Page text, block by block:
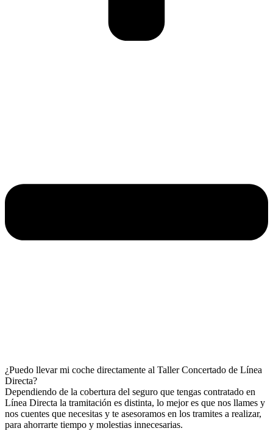
¿Puedo llevar mi coche directamente al Taller Concertado de Línea
Directa?
Dependiendo de la cobertura del seguro que tengas contratado en
Línea Directa la tramitación es distinta, lo mejor es que nos llames y
nos cuentes que necesitas y te asesoramos en los tramites a realizar,
para ahorrarte tiempo y molestias innecesarias.